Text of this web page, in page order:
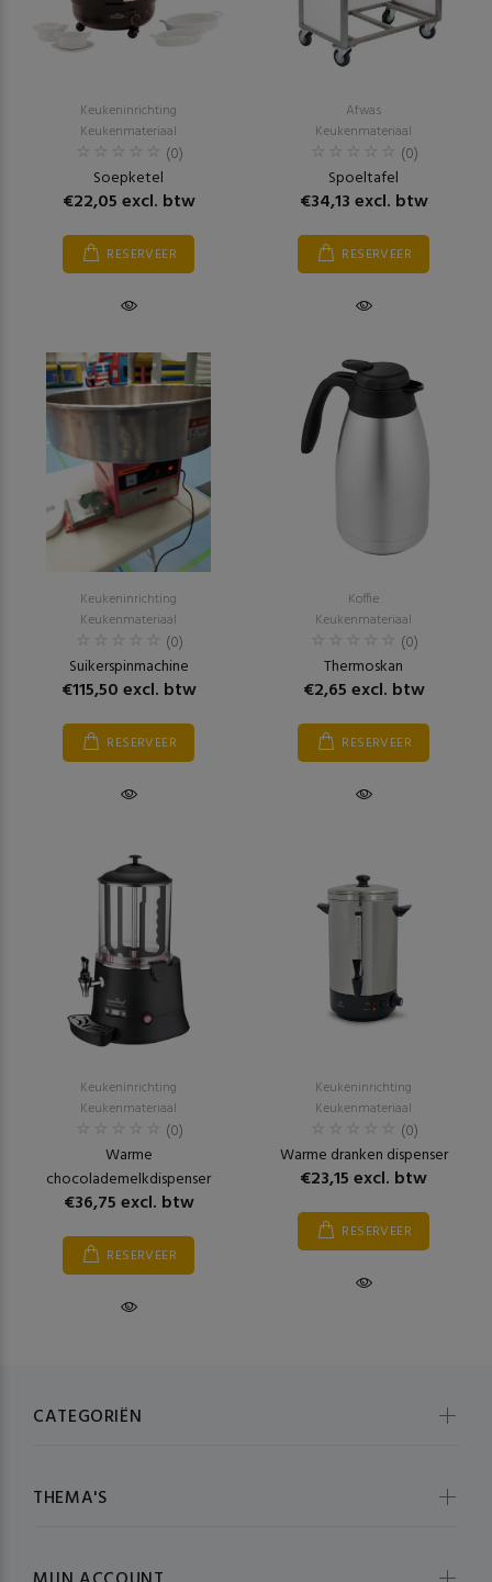
Keukeninrichting
Keukenmateriaal
(0)
Soepketel
€22,05 excl. btw
RESERVEER
Afwas
Keukenmateriaal
(0)
Spoeltafel
€34,13 excl. btw
RESERVEER
Keukeninrichting
Keukenmateriaal
(0)
Suikerspinmachine
€115,50 excl. btw
RESERVEER
Koffie
Keukenmateriaal
(0)
Thermoskan
€2,65 excl. btw
RESERVEER
Keukeninrichting
Keukenmateriaal
(0)
Warme
chocolademelkdispenser
€36,75 excl. btw
RESERVEER
Keukeninrichting
Keukenmateriaal
(0)
Warme dranken dispenser
€23,15 excl. btw
RESERVEER
CATEGORIËN
THEMA'S